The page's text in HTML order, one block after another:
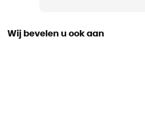
Wij bevelen u ook aan